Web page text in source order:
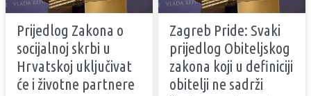
Prijedlog Zakona o
socijalnoj skrbi u
Hrvatskoj uključivat
će i životne partnere
Zagreb Pride: Svaki
prijedlog Obiteljskog
zakona koji u definiciji
obitelji ne sadrži